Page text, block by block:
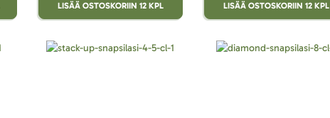
LISÄÄ OSTOSKORIIN 12 KPL LISÄÄ OSTOSKORIIN 12 KPL